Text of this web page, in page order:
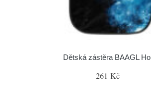
Dětská zástěra BAAGL
261 Kč